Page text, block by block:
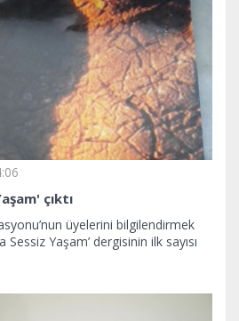
çıktı
üyelerini bilgilendirmek
Sessiz Yaşam’ dergisinin ilk sayısı